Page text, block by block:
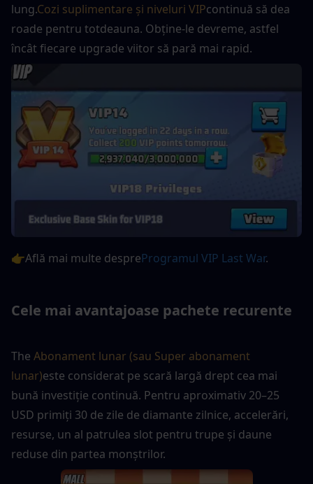
lung.Cozi suplimentare și niveluri VIPcontinuă să dea
roade pentru totdeauna. Obține-le devreme, astfel
încât fiecare upgrade viitor să pară mai rapid.
👉Află mai multe despreProgramul VIP Last War.
Cele mai avantajoase pachete recurente
The Abonament lunar (sau Super abonament
lunar)este considerat pe scară largă drept cea mai
bună investiție continuă. Pentru aproximativ 20–25
USD primiți 30 de zile de diamante zilnice, accelerări,
resurse, un al patrulea slot pentru trupe și daune
reduse din partea monștrilor.